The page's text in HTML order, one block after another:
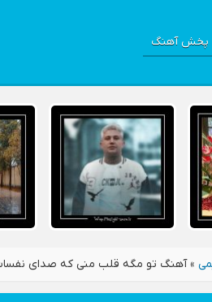
پخش آهنگ
»آهنگ تو مگه قلب منی که صدای